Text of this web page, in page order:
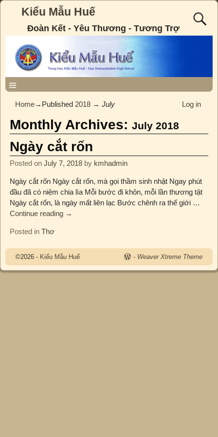
Kiểu Mẫu Huế
Đoàn Kết - Yêu Thương - Tương Trợ
Home→Published 2018 → July Log in
Monthly Archives: July 2018
Ngày cắt rốn
Posted on July 7, 2018 by kmhadmin
Ngày cắt rốn Ngày cắt rốn, mà gọi thầm sinh nhật Ngay phút
đầu đã có niệm chia lìa Mỗi bước đi khôn, mỗi lần thương tật
Ngày cắt rốn, là ngày mất liên lạc Bước chênh ra thế giới …
Continue reading →
Posted in Thơ
©2026 - Kiểu Mẫu Huế - Weaver Xtreme Theme